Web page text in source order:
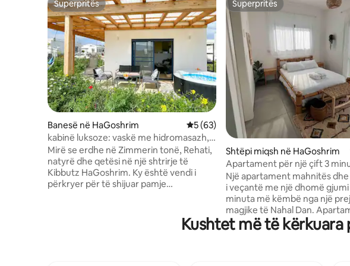
Superpritës
Superpritës
Banesë në HaGoshrim Vlerësimi mesatar 5 nga 5, 63 vlerësime
5 (63)
kabinë luksoze: vaskë me hidromasazh,
natyrë dhe rehati
Mirë se erdhe në Zimmerin tonë, Rehati,
natyrë dhe qetësi në një shtrirje të
Kibbutz HaGoshrim. Ky është vendi i
përkryer për të shijuar pamje
akomodimi rurale (50 metra katrorë) 2
minuta më këmbë nga Nahal Koren në
Superpritës
Superpritës
Shtëpi miqsh në HaGoshrim
Apartament për një çift 3
këmbë nga lumi
Një apartament mahnitës
i veçantë me një dhomë
minuta më këmbë nga një
magjike të Nahal Dan.
kuzhinë të pajisur që përfshin
frigorifer, mikrovalë, sobë,
Kushtet më të kërkuara